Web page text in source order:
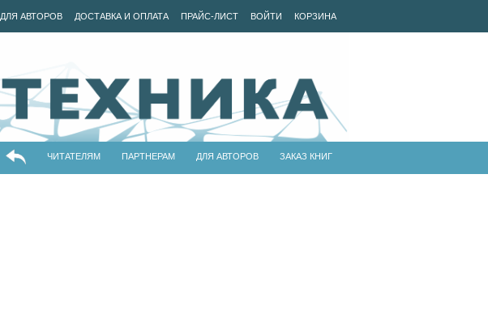
ДЛЯ АВТОРОВ ДОСТАВКА И ОПЛАТА ПРАЙС-ЛИСТ ВОЙТИ КОРЗИНА
ЧИТАТЕЛЯМ ПАРТНЕРАМ ДЛЯ АВТОРОВ ЗАКАЗ КНИГ